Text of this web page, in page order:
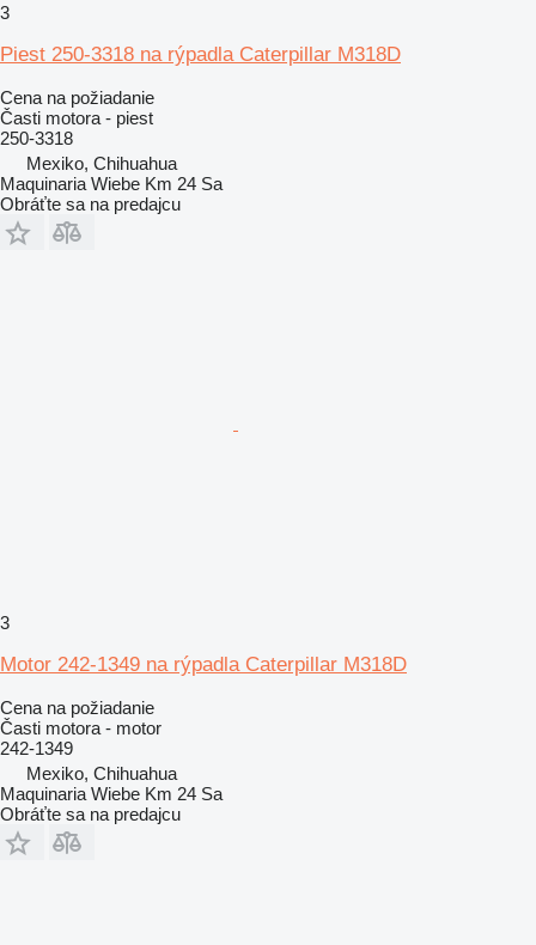
3
Piest 250-3318 na rýpadla Caterpillar M318D
Cena na požiadanie
Časti motora - piest
250-3318
Mexiko, Chihuahua
Maquinaria Wiebe Km 24 Sa
Obráťte sa na predajcu
3
Motor 242-1349 na rýpadla Caterpillar M318D
Cena na požiadanie
Časti motora - motor
242-1349
Mexiko, Chihuahua
Maquinaria Wiebe Km 24 Sa
Obráťte sa na predajcu